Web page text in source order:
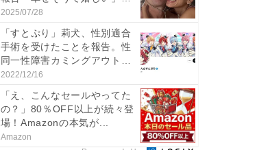
「...
2025/07/28
「すとぷり」莉犬、性別適合
手術を受けたことを報告。性
同一性障害カミングアウトか
ら...
2022/12/16
「え、こんなセールやってた
の？」80％OFF以上が続々登
場！Amazonの本気が...
Amazon